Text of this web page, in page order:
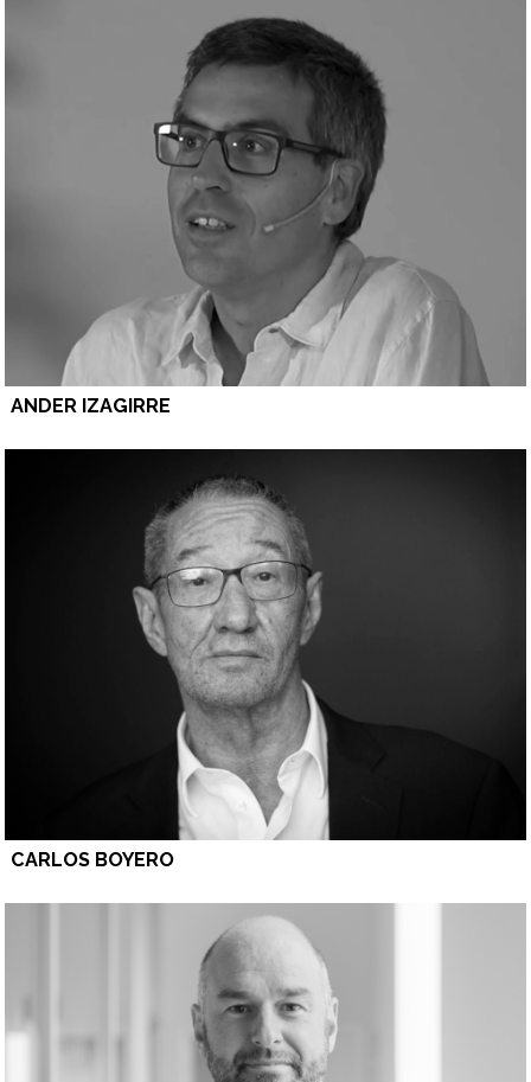
ANDER IZAGIRRE
CARLOS BOYERO